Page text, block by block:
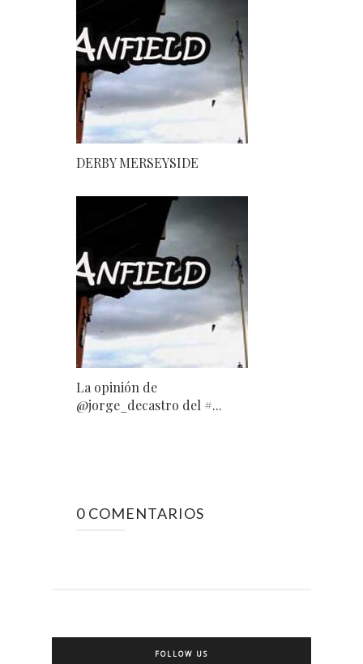
DERBY MERSEYSIDE
La opinión de
@jorge_decastro del #...
0 COMENTARIOS
FOLLOW US